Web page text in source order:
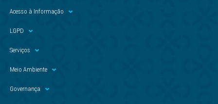
Acesso à Informação
LGPD
Serviços
Meio Ambiente
Governança